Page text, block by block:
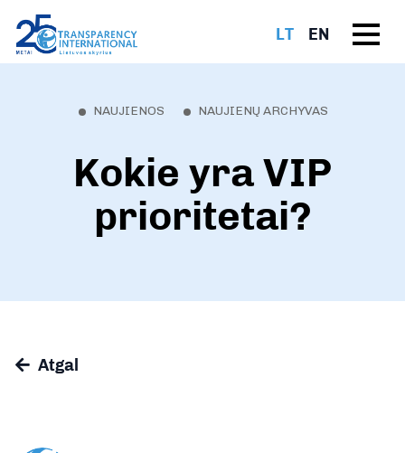
LT EN
NAUJIENOS NAUJIENŲ ARCHYVAS
Kokie yra VIP
prioritetai?
Atgal